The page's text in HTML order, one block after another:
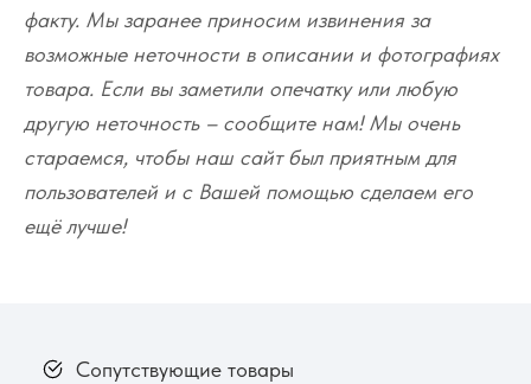
факту. Мы заранее приносим извинения за
возможные неточности в описании и фотографиях
товара. Если вы заметили опечатку или любую
другую неточность – сообщите нам! Мы очень
стараемся, чтобы наш сайт был приятным для
пользователей и с Вашей помощью сделаем его
ещё лучше!
Сопутствующие товары